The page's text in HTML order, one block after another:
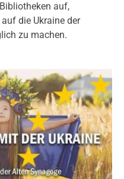
auf,
die Ukraine der
zu machen.